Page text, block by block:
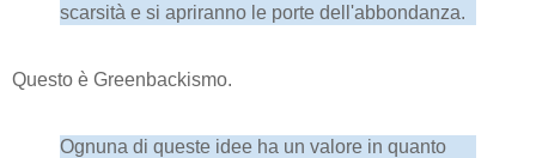
scarsità e si apriranno le porte dell'abbondanza.
Questo è Greenbackismo.
Ognuna di queste idee ha un valore in quanto